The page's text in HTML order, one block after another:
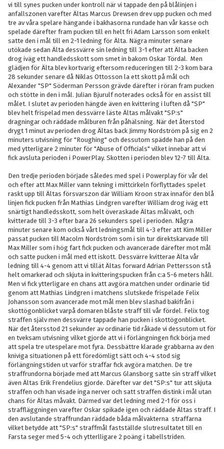
vi till synes pucken under kontroll när vi tappade den på blålinjen i
anfallszonen varefter Ältas Marcus Drewsen drev upp pucken och med
tre av våra spelare hängande i bakhasorna rundade han vår kasse och
spelade därefter fram pucken till en helt fri Adam Larsson som enkelt
satte den i mål till en 2-1 ledning för Älta. Nägra minuter senare
utökade sedan Älta dessvärre sin ledning till 3-1 efter att Älta backen
drog iväg ett handledsskott som smet in bakom Oskar Tördal. Men
glädjen för Älta blev kortvarig eftersom reduceringen till 2-3 kom bara
28 sekunder senare då Niklas Ottosson la ett skott på mål och
Alexander "SP" Söderman Persson grävde därefter i röran fram pucken
och stötte in den i mål. Julian Bjurulf noterades också för en assist till
målet. I slutet av perioden hängde även en kvittering i luften då "SP"
blev helt frispelad men dessvärre läste Ältas målvakt "SP:s"
dragningar och räddade målburen från påhälsning. När det återstod
drygt 1 minut av perioden drog Ältas back Jimmy Nordström på sig en 2
minuters utvisning för "Roughing" och dessutom spädde han på den
med ytterligare 2 minuter för "Abuse of Officials" vilket innebar att vi
fick avsluta perioden i PowerPlay. Skotten i perioden blev 12-7 till Älta.
Den tredje perioden började således med spel i Powerplay för vår del
och efter att Max Miller vann tekning i mittcirkeln förflyttades spelet
raskt upp till Ältas försvarszon där William Kroon strax innaför den blå
linjen fick pucken från Mathias Lindgren varefter William drog iväg ett
snärtigt handledsskott, som helt överaskade Ältas målvakt, och
kvitterade till 3-3 efter bara 26 sekunders spel i perioden. Några
minuter senare kom också vårt ledningsmål till 4-3 efter att Kim Miller
passat pucken till Macolm Nordström som i sin tur direktskarvade till
Max Miller som i hög fart fick pucken och avancerade därefter mot mål
och satte pucken i mål med ett iskott. Dessvärre kvitterae Älta vår
ledning till 4-4 genom att vi tillät Ältas forward Adrian Pettersson stå
helt omarkerad och skjuta in kvitteringspucken från c:a 5-6 meters håll.
Men vi fick ytterligare en chans att avgöra matchen under ordinarie tid
genom att Mathias Lindgren i matchens slutskede frispelade Felix
Johansson som avancerade mot mål men blev slashad bakifrån i
skottögonblicket varpå domaren blåste straff till vår fördel. Felix tog
straffen själv men dessvärre tappade han pucken i skottögonblicket.
När det återsstod 21 sekunder av ordinarie tid råkade vi dessutom ut för
en tveksam utvisning vilket gjorde att vi i förlängningen fick börja med
att spela tre utespelare mot fyra. Dessbättre klarade grabbarna av den
kniviga situationen på ett föredömligt sätt och 4-4 stod sig
förlängningstiden ut varför straffar fick avgöra matchen. De tre
straffrundorna började med att Marcus Glansborg satte sin straff vilket
även Ältas Erik Frendelius gjorde. Därefter var det "SP:s" tur att skjuta
straffen och han visade inga nerver och satt straffen distink i mål utan
chans för Ältas måvakt. Därmed var det ledning med 2-1 för oss i
straffläggningen varefter Oskar spikade igen och räddade Ältas straff. I
den avslutande straffrundan räddade båda målvakterna straffarna
vilket betydde att "SP:s" straffmål fastställde slutresultatet till en
Farsta seger med 5-4 och ytterlligare 2 poäng i tabellstriden.